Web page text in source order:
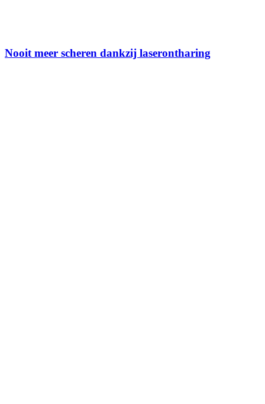
Nooit meer scheren dankzij laserontharing